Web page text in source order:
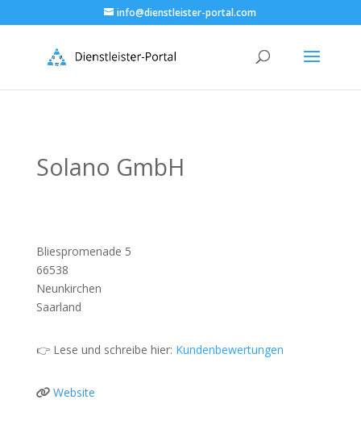
info@dienstleister-portal.com
Solano GmbH
Bliespromenade 5
66538
Neunkirchen
Saarland
👉 Lese und schreibe hier: Kundenbewertungen
Website